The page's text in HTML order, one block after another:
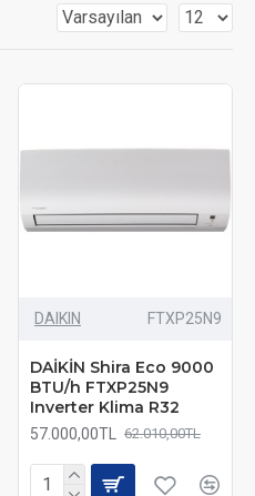
DAIKIN FTXP25N9
DAİKİN Shira Eco 9000
BTU/h FTXP25N9
Inverter Klima R32
57.000,00TL 62.010,00TL